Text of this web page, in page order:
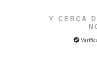
Y CERCA